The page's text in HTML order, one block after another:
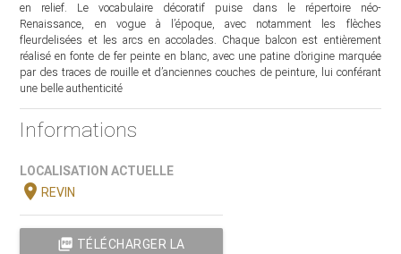
en relief. Le vocabulaire décoratif puise dans le répertoire néo-
Renaissance, en vogue à l’époque, avec notamment les flèches
fleurdelisées et les arcs en accolades. Chaque balcon est entièrement
réalisé en fonte de fer peinte en blanc, avec une patine d’origine marquée
par des traces de rouille et d’anciennes couches de peinture, lui conférant
une belle authenticité
Informations
LOCALISATION ACTUELLE
location_onREVIN
picture_as_pdf TÉLÉCHARGER LA